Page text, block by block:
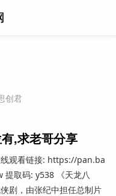
创君
,求老哥分享
线观看链接: https://pan.ba
取码: y538 《天龙八
剧，由张纪中担任总制片